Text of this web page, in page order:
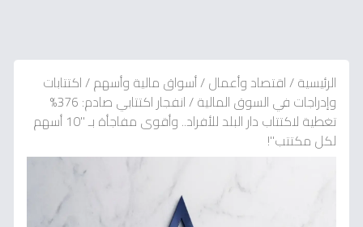
الرئيسية/اقتصاد وأعمال/أسواق مالية وأسهم/اكتتابات
وإدراجات في السوق المالية/
انفجار اكتتابي صادم: 376%
تغطية لاكتتاب دار البلد للأفراد.. وأقوى مفاجأة بـ "10 أسهم
لكل مكتتب"!